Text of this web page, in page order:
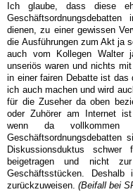
Ich glaube, dass diese
dienen, zu einer gewissen
die Ausführungen zum Akt ja
auch vom Kollegen Walter
unseriös waren und nichts
in einer fairen Debatte ist das
ich auch machen und wird
für die Zuseher da oben
oder Zuhörer am Internet
wenn da vollkommen
Geschäftsordnungsdebatten
Diskussionsduktus
beigetragen und nicht
Geschäftsstücken.
zurückzuweisen.(Beifall bei